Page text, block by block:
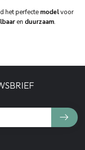
het perfecte modelvoor
en duurzaam.